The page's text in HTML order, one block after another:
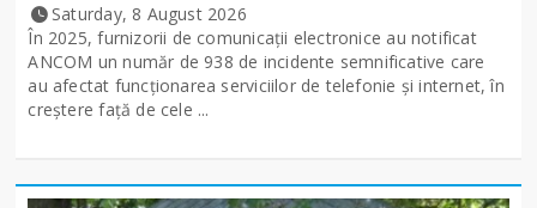
Saturday, 8 August 2026
În 2025, furnizorii de comunicații electronice au notificat
ANCOM un număr de 938 de incidente semnificative care
au afectat funcționarea serviciilor de telefonie și internet, în
creștere față de cele ...